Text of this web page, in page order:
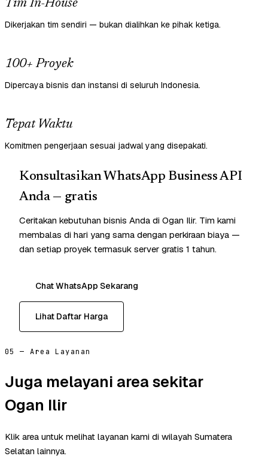
Tim In-House
Dikerjakan tim sendiri — bukan dialihkan ke pihak ketiga.
100+ Proyek
Dipercaya bisnis dan instansi di seluruh Indonesia.
Tepat Waktu
Komitmen pengerjaan sesuai jadwal yang disepakati.
Konsultasikan WhatsApp Business API
Anda — gratis
Ceritakan kebutuhan bisnis Anda di Ogan Ilir. Tim kami
membalas di hari yang sama dengan perkiraan biaya —
dan setiap proyek termasuk server gratis 1 tahun.
Chat WhatsApp Sekarang
Lihat Daftar Harga
05 — Area Layanan
Juga melayani area sekitar
Ogan Ilir
Klik area untuk melihat layanan kami di wilayah Sumatera
Selatan lainnya.